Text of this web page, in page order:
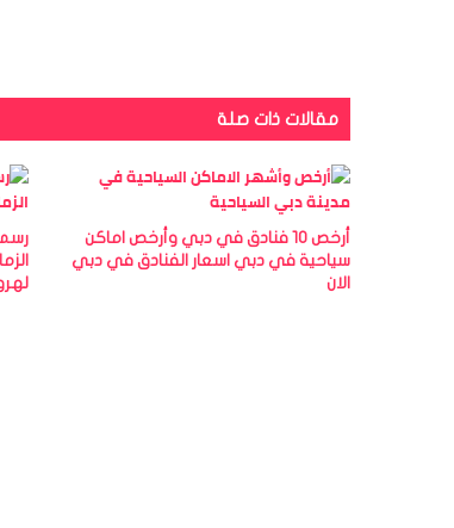
مقالات ذات صلة
أرخص 10 فنادق في دبي وأرخص اماكن
سياحية في دبي اسعار الفنادق في دبي
الان